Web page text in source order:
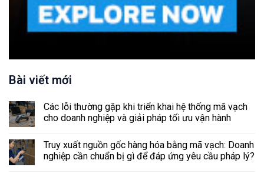
Bài viết mới
Các lỗi thường gặp khi triển khai hệ thống mã vạch
cho doanh nghiệp và giải pháp tối ưu vận hành
Truy xuất nguồn gốc hàng hóa bằng mã vạch: Doanh
nghiệp cần chuẩn bị gì để đáp ứng yêu cầu pháp lý?